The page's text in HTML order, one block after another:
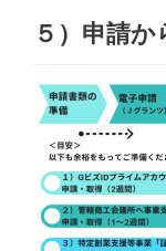
５）申請